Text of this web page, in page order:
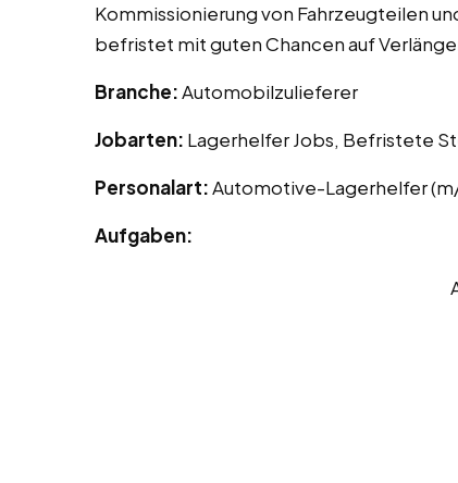
Kommissionierung von Fahrzeugteilen
befristet mit guten Chancen auf
Branche:Automobilzulieferer
Jobarten: Lagerhelfer Jobs, Befristete
Personalart:Automotive-Lagerhelfer
Aufgaben: